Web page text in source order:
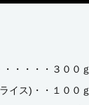
・・・・３００ｇ
イス)・・１００ｇ